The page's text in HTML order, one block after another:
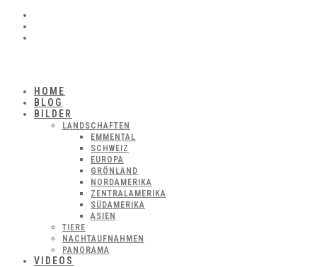
HOME
BLOG
BILDER
LANDSCHAFTEN
EMMENTAL
SCHWEIZ
EUROPA
GRÖNLAND
NORDAMERIKA
ZENTRALAMERIKA
SÜDAMERIKA
ASIEN
TIERE
NACHTAUFNAHMEN
PANORAMA
VIDEOS